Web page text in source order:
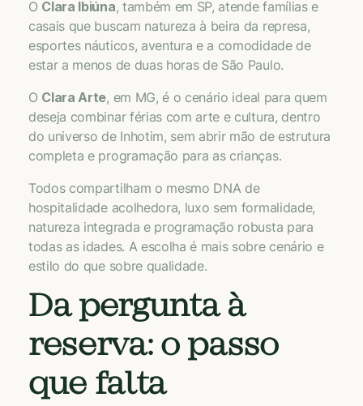
O Clara Ibiúna, também em SP, atende famílias e
casais que buscam natureza à beira da represa,
esportes náuticos, aventura e a comodidade de
estar a menos de duas horas de São Paulo.
O Clara Arte, em MG, é o cenário ideal para quem
deseja combinar férias com arte e cultura, dentro
do universo de Inhotim, sem abrir mão de estrutura
completa e programação para as crianças.
Todos compartilham o mesmo DNA de
hospitalidade acolhedora, luxo sem formalidade,
natureza integrada e programação robusta para
todas as idades. A escolha é mais sobre cenário e
estilo do que sobre qualidade.
Da pergunta à
reserva: o passo
que falta